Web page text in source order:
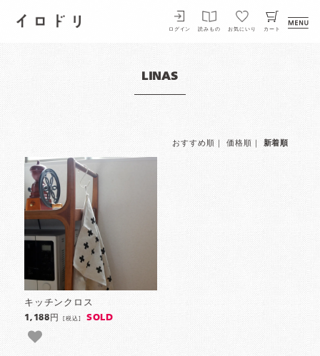
イロドリ
ログイン 読みもの お気にいり カート
LINAS
おすすめ順 価格順 新着順
キッチンクロス
1,188円[税込] SOLD